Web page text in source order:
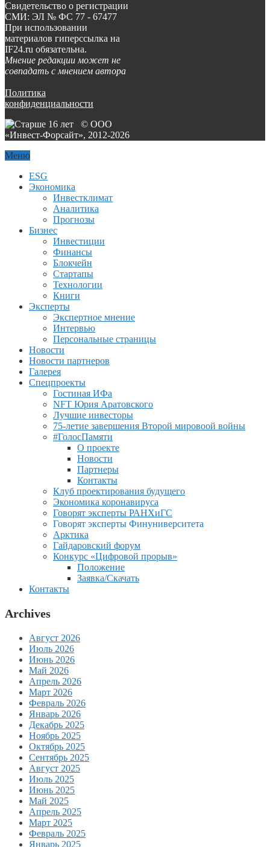
Свидетельство о регистрации
СМИ: ЭЛ № ФС 77 - 67477
При использовании
материалов гиперссылка на
IF24.ru обязательна.
Мнение редакции может не
совпадать с мнением автора
Политика
конфиденциальности
© ООО
«Инвест-Форсайт», 2012-2026
Меню
ESG
Экономика
Инвестклимат
Аналитика
Прогнозы
Бизнес
Инвестиции
Финансы
Блокчейн
Стартапы
Технологии
Книги
Эксперты
Экспертное мнение
Интервью
Персональные страницы
Новости
Новости партнеров
Галерея
Спецпроекты
Гостиная ИФа
NFT Юрия Аратовского
Лучшие инвесторы
75-летие завершения Второй мировоой войны
#ГолосПамяти
О проекте
Новости
Партнеры
Контакты
Клуб проектирования будущего
Экономика коронавируса
Говорят эксперты РАНХиГС
Говорят эксперты Финуниверситета
Арктика
Гайдаровский форум
Конкурс «Цифровой прорыв»
Положение
Заявка/Скачать
Контакты
Archives
Август 2026
Июль 2026
Июнь 2026
Май 2026
Апрель 2026
Март 2026
Февраль 2026
Январь 2026
Декабрь 2025
Ноябрь 2025
Октябрь 2025
Сентябрь 2025
Август 2025
Июль 2025
Июнь 2025
Май 2025
Апрель 2025
Март 2025
Февраль 2025
Январь 2025